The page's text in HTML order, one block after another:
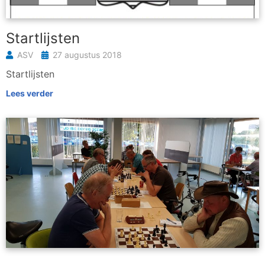
Startlijsten
ASV 27 augustus 2018
Startlijsten
Lees verder